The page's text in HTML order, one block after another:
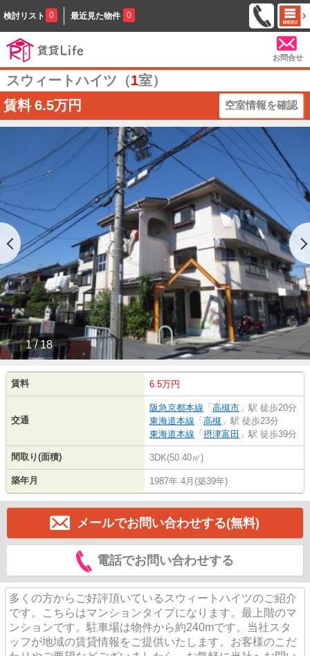
検討リスト 0 最近見た物件 0
お問合せ
スウィートハイツ（1室）
賃料 6.5万円 空室情報を確認
1 / 18
賃料 6.5万円
交通
阪急京都本線 「 高槻市 」駅 徒歩20分
東海道本線 「 高槻 」駅 徒歩23分
東海道本線 「 摂津富田 」駅 徒歩39分
間取り(面積) 3DK(50.40㎡)
築年月 1987年 4月(築39年)
メールでお問い合わせする(無料)
電話でお問い合わせする
多くの方からご好評頂いているスウィートハイツのご紹介
です。こちらはマンションタイプになります。最上階のマ
ンションです。駐車場は物件から約240mです。当社スタ
ッフが地域の賃貸情報をご提供いたします。お客様のこだ